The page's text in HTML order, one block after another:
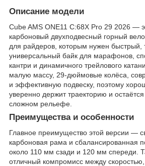
Описание модели
Cube AMS ONE11 C:68X Pro 29 2026 —
карбоновый двухподвесный горный
для райдеров, которым нужен быстрый,
универсальный байк для марафонов,
кантри и динамичного трейлового
малую массу, 29-дюймовые колёса,
и эффективную подвеску, поэтому
уверенно держит траекторию и
сложном рельефе.
Преимущества и особенности
Главное преимущество этой версии —
карбоновая рама и сбалансированная
около 110 мм сзади и 120 мм спереди.
отличный компромисс между